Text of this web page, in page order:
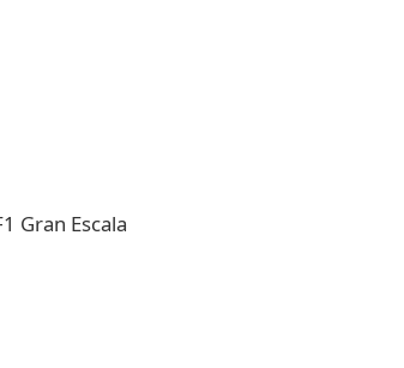
Gran Escala